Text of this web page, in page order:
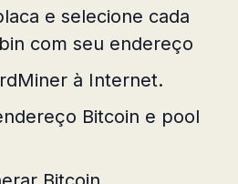
e selecione cada
com seu endereço
à Internet.
Bitcoin e pool